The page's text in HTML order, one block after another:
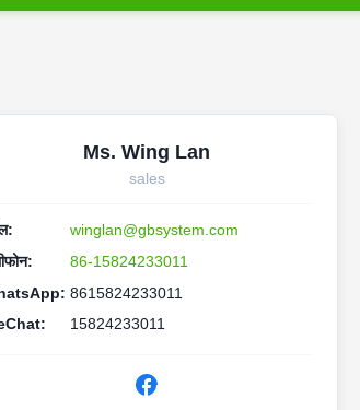
Ms. Wing Lan
sales
winglan@gbsystem.com
86-15824233011
8615824233011
15824233011